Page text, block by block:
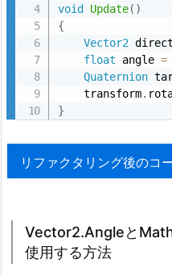
r
を
用
す
る
法
2.
フ
ァ
メソッドの分割 Update
RotateTowardsTarget
明確な変数名とコメントの
void Update( )
{
Vector2
float angle =
Quaternion
    transform
.
}
リファクタリング後のコ
public class
{
Vector2.Angleと
使用する方法